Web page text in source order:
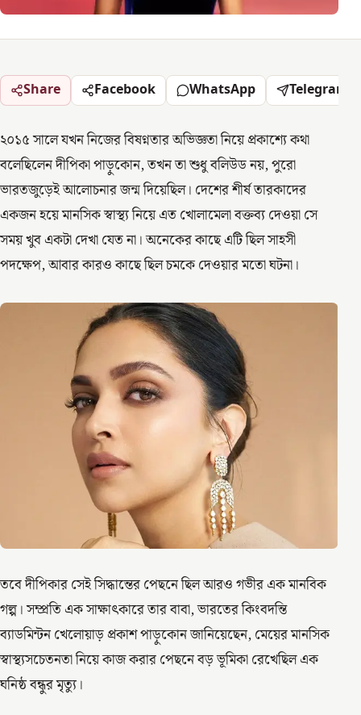
Share Facebook WhatsApp Telegram
২০১৫ সালে যখন নিজের বিষণ্নতার অভিজ্ঞতা নিয়ে প্রকাশ্যে কথা
বলেছিলেন দীপিকা পাড়ুকোন, তখন তা শুধু বলিউড নয়, পুরো
ভারতজুড়েই আলোচনার জন্ম দিয়েছিল। দেশের শীর্ষ তারকাদের
একজন হয়ে মানসিক স্বাস্থ্য নিয়ে এত খোলামেলা বক্তব্য দেওয়া সে
সময় খুব একটা দেখা যেত না। অনেকের কাছে এটি ছিল সাহসী
পদক্ষেপ, আবার কারও কাছে ছিল চমকে দেওয়ার মতো ঘটনা।
তবে দীপিকার সেই সিদ্ধান্তের পেছনে ছিল আরও গভীর এক মানবিক
গল্প। সম্প্রতি এক সাক্ষাৎকারে তার বাবা, ভারতের কিংবদন্তি
ব্যাডমিন্টন খেলোয়াড় প্রকাশ পাড়ুকোন জানিয়েছেন, মেয়ের মানসিক
স্বাস্থ্যসচেতনতা নিয়ে কাজ করার পেছনে বড় ভূমিকা রেখেছিল এক
ঘনিষ্ঠ বন্ধুর মৃত্যু।